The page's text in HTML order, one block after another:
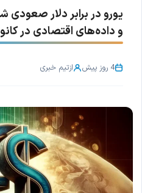
یورو در برابر دلار صعودی
و داده‌های اقتصادی در
4 روز پیش ازتیم خبری